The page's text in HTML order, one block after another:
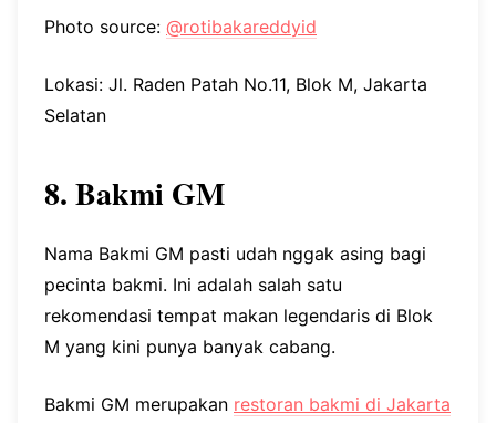
Photo source: @rotibakareddyid
Lokasi: Jl. Raden Patah No.11, Blok M, Jakarta
Selatan
8. Bakmi GM
Nama Bakmi GM pasti udah nggak asing bagi
pecinta bakmi. Ini adalah salah satu
rekomendasi tempat makan legendaris di Blok
M yang kini punya banyak cabang.
Bakmi GM merupakan restoran bakmi di Jakarta